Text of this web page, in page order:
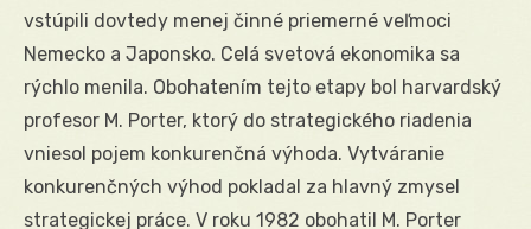
vstúpili dovtedy menej činné priemerné veľmoci
Nemecko a Japonsko. Celá svetová ekonomika sa
rýchlo menila. Obohatením tejto etapy bol harvardský
profesor M. Porter, ktorý do strategického riadenia
vniesol pojem konkurenčná výhoda. Vytváranie
konkurenčných výhod pokladal za hlavný zmysel
strategickej práce. V roku 1982 obohatil M. Porter